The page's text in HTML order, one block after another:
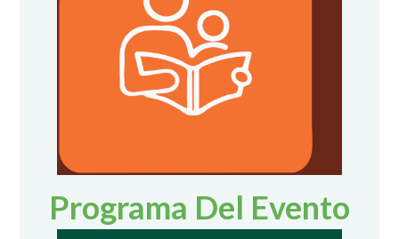
Programa Del Evento